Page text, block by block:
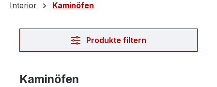
Interior Kaminöfen
Produkte filtern
Kaminöfen